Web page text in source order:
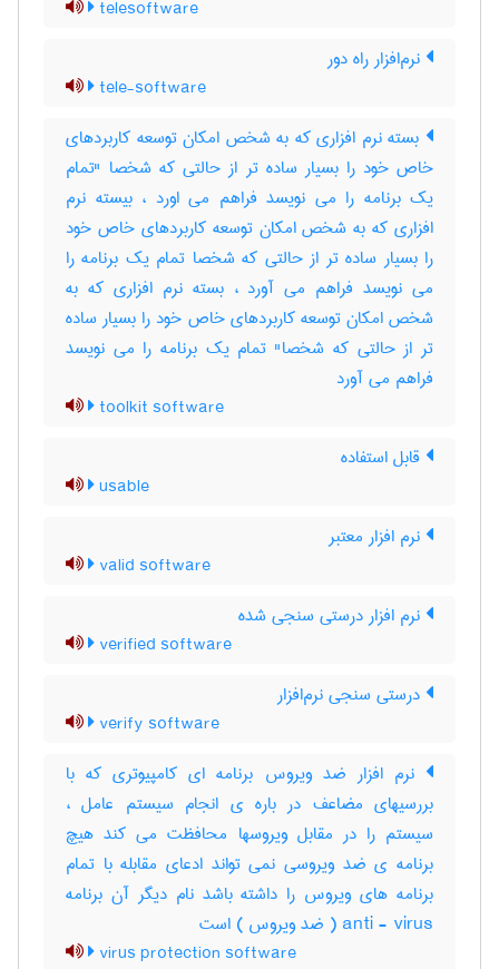
telesoftware
نرم‌‌افزار راه دور
tele-software
بسته نرم افزاری که به شخص امکان توسعه کاربردهای
خاص خود را بسیار ساده تر از حالتی که شخصا "تمام
یک برنامه را می نویسد فراهم می اورد ، بیسته نرم
افزاری که به شخص امکان توسعه کاربردهای خاص خود
را بسیار ساده تر از حالتی که شخصا تمام یک برنامه را
می نویسد فراهم می آورد ، بسته نرم افزاری که به
شخص امکان توسعه کاربردهای خاص خود را بسیار ساده
تر از حالتی که شخصا" تمام یک برنامه را می نویسد
فراهم می آورد
toolkit software
قابل استفاده
usable
نرم ‌افزار معتبر
valid software
نرم ‌افزار درستی ‌سنجی شده
verified software
درستی ‌سنجی نرم‌افزار
verify software
نرم افزار ضد ویروس برنامه ای کامپیوتری که با
بررسیهای مضاعف در باره ی انجام سیستم عامل ،
سیستم را در مقابل ویروسها محافظت می کند هیچ
برنامه ی ضد ویروسی نمی تواند ادعای مقابله با تمام
برنامه های ویروس را داشته باشد نام دیگر آن برنامه
anti - virus ( ضد ویروس ) است
virus protection software